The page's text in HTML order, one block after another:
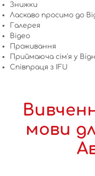
Знижки
Ласкаво просимо до
Галерея
Відео
Проживання
Приймаюча сім'я у
Співпраця з IFU
мови